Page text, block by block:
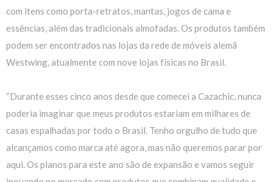
com itens como porta-retratos, mantas, jogos de cama e
essências, além das tradicionais almofadas. Os produtos também
podem ser encontrados nas lojas da rede de móveis alemã
Westwing, atualmente com nove lojas físicas no Brasil.
“Durante esses cinco anos desde que comecei a Cazachic, nunca
poderia imaginar que meus produtos estariam em milhares de
casas espalhadas por todo o Brasil. Tenho orgulho de tudo que
alcançamos como marca até agora, mas não queremos parar por
aqui. Os planos para este ano são de expansão e vamos seguir